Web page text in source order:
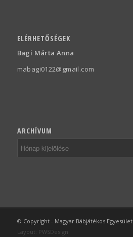
ELÉRHETŐSÉGEK
Bagi Márta Anna
mabagi0122@gmail.com
ARCHÍVUM
© Copyright - Magyar Bábjátékos Egyesület
Layout: PWSDesign